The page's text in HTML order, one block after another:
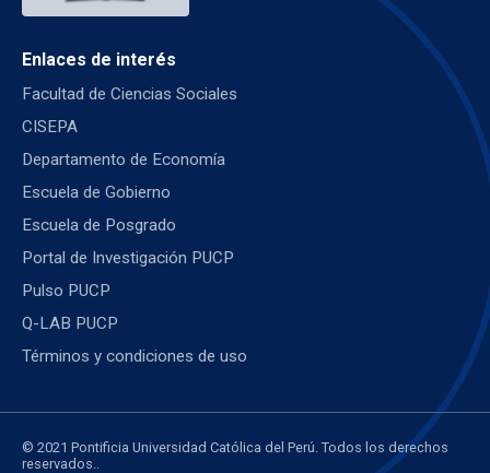
Enlaces de interés
Facultad de Ciencias Sociales
CISEPA
Departamento de Economía
Escuela de Gobierno
Escuela de Posgrado
Portal de Investigación PUCP
Pulso PUCP
Q-LAB PUCP
Términos y condiciones de uso
© 2021 Pontificia Universidad Católica del Perú. Todos los derechos
reservados..